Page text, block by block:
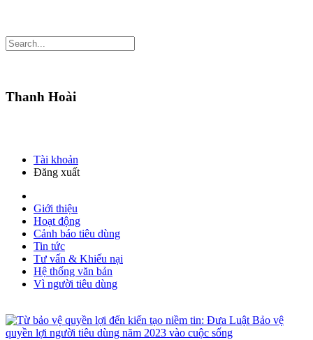
Thanh Hoài
Tài khoản
Đăng xuất
Giới thiệu
Hoạt động
Cảnh báo tiêu dùng
Tin tức
Tư vấn & Khiếu nại
Hệ thống văn bản
Vì người tiêu dùng